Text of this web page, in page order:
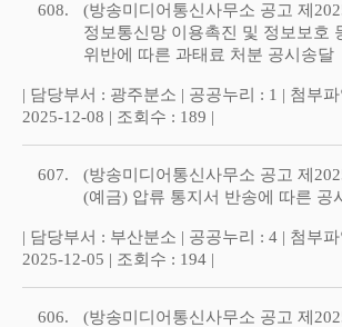
608.
(방송미디어통신사무소 공고 제
정보통신망 이용촉진 및 정보보호
위반에 따른 과태료 처분 공시송달
| 담당부서 : 광주분소 | 공공누리 : 1 | 첨부파
2025-12-08 | 조회수 : 189 |
607.
(방송미디어통신사무소 공고 제
(예금) 압류 통지서 반송에 따른 공
| 담당부서 : 부산분소 | 공공누리 : 4 | 첨부파
2025-12-05 | 조회수 : 194 |
606.
(방송미디어통신사무소 공고 제